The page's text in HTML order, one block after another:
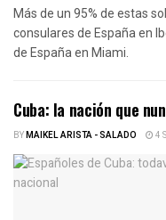
Más de un 95% de estas
consulares de España en
de España en Miami.
Cuba: la nación que
BYMAIKEL ARISTA - SALADO 4